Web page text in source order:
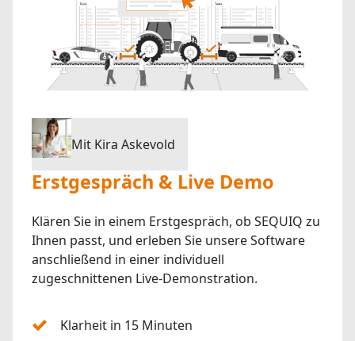
Mit Kira Askevold
Erstgespräch & Live Demo
Klären Sie in einem Erstgespräch, ob SEQUIQ zu
Ihnen passt, und erleben Sie unsere Software
anschließend in einer individuell
zugeschnittenen Live-Demonstration.
Klarheit in 15 Minuten